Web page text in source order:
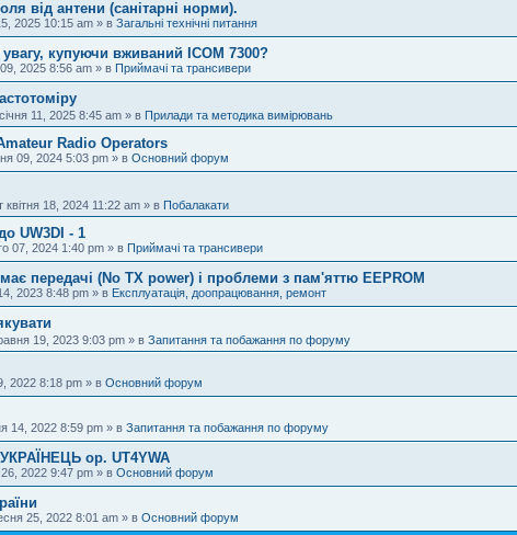
від антени (санітарні норми).
2025 10:15 am » в Загальні технічні питання
купуючи вживаний ICOM 7300?
2025 8:56 am » в Приймачі та трансивери
11, 2025 8:45 am » в Прилади та методика вимірювань
Radio Operators
09, 2024 5:03 pm » в Основний форум
квітня 18, 2024 11:22 am » в Побалакати
UW3DI - 1
07, 2024 1:40 pm » в Приймачі та трансивери
передачі (No TX power) і проблеми з пам'яттю EEPROM
2023 8:48 pm » в Експлуатація, доопрацювання, ремонт
19, 2023 9:03 pm » в Запитання та побажання по форуму
2022 8:18 pm » в Основний форум
14, 2022 8:59 pm » в Запитання та побажання по форуму
УКРАЇНЕЦЬ op. UT4YWA
2022 9:47 pm » в Основний форум
25, 2022 8:01 am » в Основний форум